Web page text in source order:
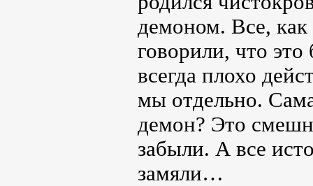
демоном. Все,
говорили, что
всегда плохо
мы отдельно.
демон? Это
забыли. А все
замяли…